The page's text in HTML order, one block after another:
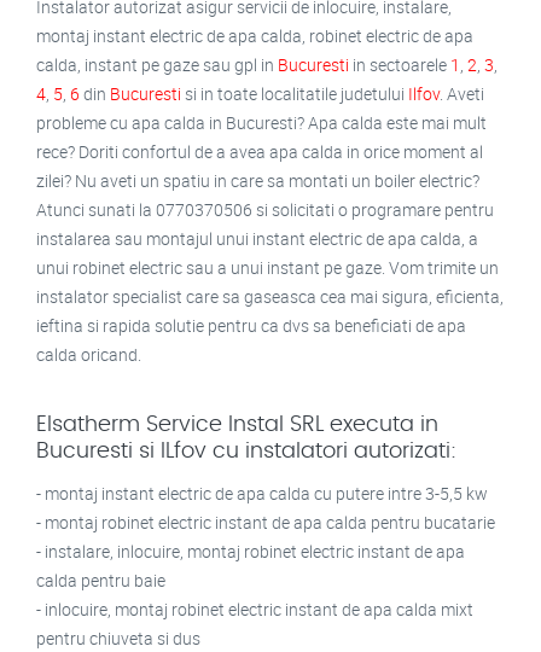
Instalator autorizat asigur servicii de inlocuire, instalare,
montaj instant electric de apa calda, robinet electric de apa
calda, instant pe gaze sau gpl in Bucuresti in sectoarele 1 , 2, 3,
4, 5, 6 din Bucuresti si in toate localitatile judetului Ilfov. Aveti
probleme cu apa calda in Bucuresti? Apa calda este mai mult
rece? Doriti confortul de a avea apa calda in orice moment al
zilei? Nu aveti un spatiu in care sa montati un boiler electric?
Atunci sunati la 0770370506 si solicitati o programare pentru
instalarea sau montajul unui instant electric de apa calda, a
unui robinet electric sau a unui instant pe gaze. Vom trimite un
instalator specialist care sa gaseasca cea mai sigura, eficienta,
ieftina si rapida solutie pentru ca dvs sa beneficiati de apa
calda oricand.
Elsatherm Service Instal SRL executa in
Bucuresti si ILfov cu instalatori autorizati:
- montaj instant electric de apa calda cu putere intre 3-5,5 kw
- montaj robinet electric instant de apa calda pentru bucatarie
- instalare, inlocuire, montaj robinet electric instant de apa
calda pentru baie
- inlocuire, montaj robinet electric instant de apa calda mixt
pentru chiuveta si dus